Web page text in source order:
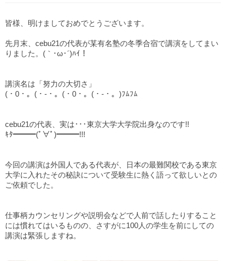
皆様、明けましておめでとうございます。
先月末、cebu21の代表が某有名塾の冬季合宿で講演をしてまい
りました。(｀･ω･´)ﾊｲ！
講演名は「努力の大切さ」
(・0・。(・-・。(・0・。(・-・。)ﾌﾑﾌﾑ
cebu21の代表、実は･･･東京大学大学院出身なのです!!
ｷﾀ━━━(ﾟ∀ﾟ)━━━!!!
今回の講演は外国人である代表が、日本の最難関校である東京
大学に入れたその秘訣について受験生に熱く語って欲しいとの
ご依頼でした。
仕事柄カウンセリングや説明会などで人前で話したりすること
には慣れてはいるものの、さすがに100人の学生を前にしての
講演は緊張しますね。